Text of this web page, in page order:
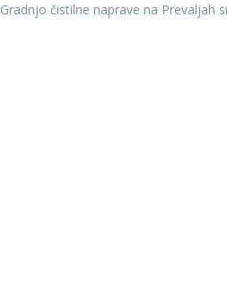
Gradnjo čistilne naprave na Prevaljah